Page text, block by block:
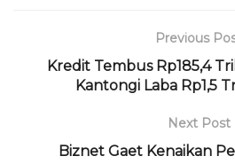
o
p
p
ra
m
d
s
Previous
Kredit Tembus Rp185,4
Kantongi Laba Rp1,5
Next Post
Biznet Gaet Kenaikan